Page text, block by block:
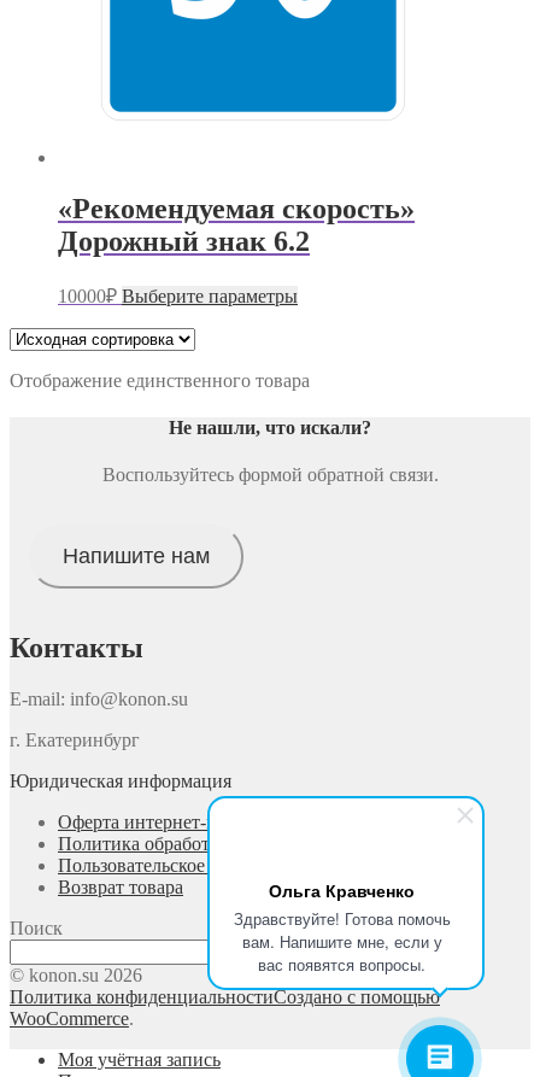
Ольга Кравченко
Здравствуйте! Готова помочь
вам. Напишите мне, если у
вас появятся вопросы.
«Рекомендуемая скорость»
Дорожный знак 6.2
10000₽ Выберите параметрыЭтот
вариаций.
можно
на
странице
Отображение единственного товара
Не нашли, что искали?
Воспользуйтесь формой обратной связи.
Напишите нам
Контакты
E-mail: info@konon.su
г. Екатеринбург
Юридическая информация
Оферта интернет-магазина
Политика обработки персональных данных
Пользовательское соглашение
Возврат товара
Поиск
Поиск
© konon.su 2026
Политика конфиденциальностиСоздано с помощью
WooCommerce.
Моя учётная запись